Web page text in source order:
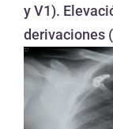
y V1).
derivaciones